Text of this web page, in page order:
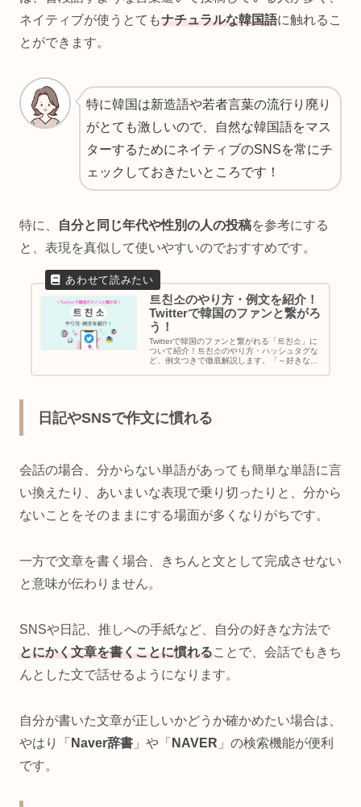
ネイティブが使うとてもナチュラルな韓国語に触れるこ
とができます。
特に韓国は新造語や若者言葉の流行り廃り
がとても激しいので、自然な韓国語をマス
ターするためにネイティブのSNSを常にチ
ェックしておきたいところです！
特に、 自分と同じ年代や性別の人の投稿を参考にする
と、表現を真似して使いやすいのでおすすめです。
트친소のやり方・例文を紹介！
Twitterで韓国のファンと繋がろ
う！
Twitterで韓国のファンと繋がれる「트친소」に
ついて紹介！트친소のやり方・ハッシュタグな
ど、例文つきで徹底解説します。「～好きな人
日記やSNSで作文に慣れる
会話の場合、分からない単語があっても簡単な単語に言
い換えたり、あいまいな表現で乗り切ったりと、分から
ないことをそのままにする場面が多くなりがちです。
一方で文章を書く場合、きちんと文として完成させない
と意味が伝わりません。
SNSや日記、推しへの手紙など、自分の好きな方法で
とにかく文章を書くことに慣れることで、会話でもきち
んとした文で話せるようになります。
自分が書いた文章が正しいかどうか確かめたい場合は、
やはり「 Naver辞書 」や「 NAVER 」の検索機能が便利
です。